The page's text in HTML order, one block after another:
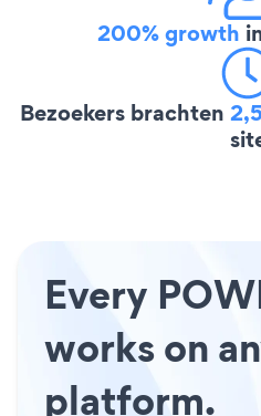
200% growth
Bezoekers brachten
Every
works on
platform.